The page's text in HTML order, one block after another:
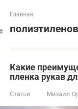
Главная
Какие
пленка рукав
Статьи Михаил